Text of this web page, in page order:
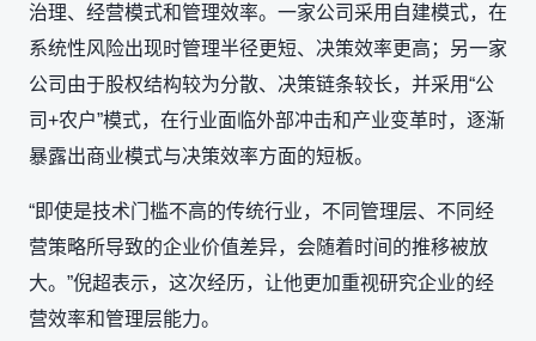
治理、经营模式和管理效率。一家公司采用自建模式，在
系统性风险出现时管理半径更短、决策效率更高；另一家
公司由于股权结构较为分散、决策链条较长，并采用“公
司+农户”模式，在行业面临外部冲击和产业变革时，逐渐
暴露出商业模式与决策效率方面的短板。
“即使是技术门槛不高的传统行业，不同管理层、不同经
营策略所导致的企业价值差异，会随着时间的推移被放
大。”倪超表示，这次经历，让他更加重视研究企业的经
营效率和管理层能力。